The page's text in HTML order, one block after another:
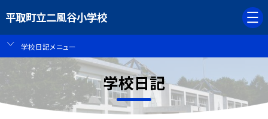
平取町立二風谷小学校
学校日記メニュー
学校日記